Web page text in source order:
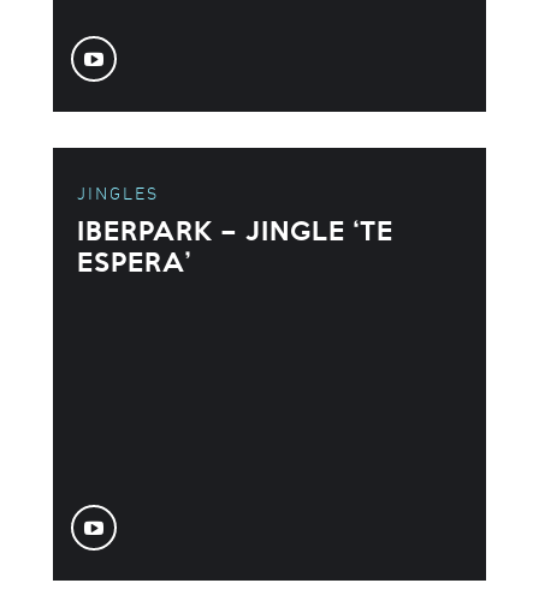
JINGLES
IBERPARK – JINGLE ‘TE
ESPERA’